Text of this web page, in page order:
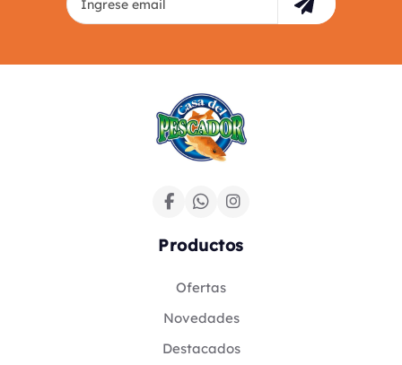
Productos
Ofertas
Novedades
Destacados